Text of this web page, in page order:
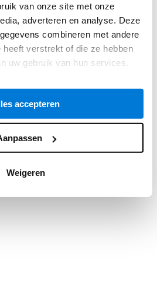
van onze site met onze
adverteren en analyse. Deze
combineren met andere
heeft verstrekt of die ze hebben
uw gebruik van hun services.
accepteren
Weigeren
-side exception has occurred while
the browser consolefor more
information).